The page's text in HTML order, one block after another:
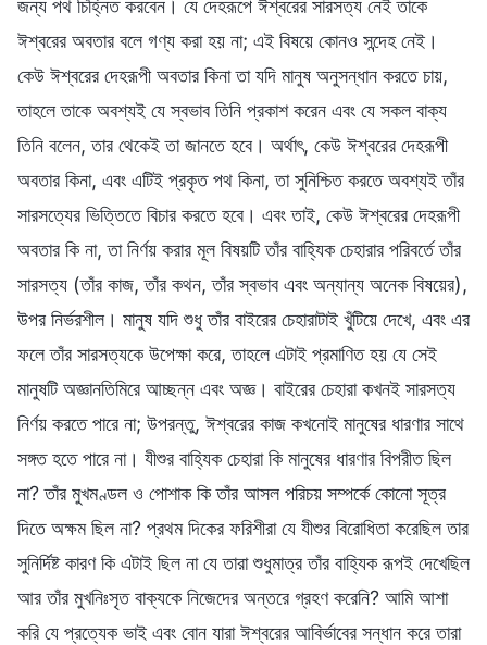
জন্য পথ চিহ্নিত করবেন। যে দেহরূপে ঈশ্বরের সারসত্য নেই তাকে
ঈশ্বরের অবতার বলে গণ্য করা হয় না; এই বিষয়ে কোনও সন্দেহ নেই।
কেউ ঈশ্বরের দেহরূপী অবতার কিনা তা যদি মানুষ অনুসন্ধান করতে চায়,
তাহলে তাকে অবশ্যই যে স্বভাব তিনি প্রকাশ করেন এবং যে সকল বাক্য
তিনি বলেন, তার থেকেই তা জানতে হবে। অর্থাৎ, কেউ ঈশ্বরের দেহরূপী
অবতার কিনা, এবং এটিই প্রকৃত পথ কিনা, তা সুনিশ্চিত করতে অবশ্যই তাঁর
সারসত্যের ভিত্তিতে বিচার করতে হবে। এবং তাই, কেউ ঈশ্বরের দেহরূপী
অবতার কি না, তা নির্ণয় করার মূল বিষয়টি তাঁর বাহ্যিক চেহারার পরিবর্তে তাঁর
সারসত্য (তাঁর কাজ, তাঁর কথন, তাঁর স্বভাব এবং অন্যান্য অনেক বিষয়ের),
উপর নির্ভরশীল। মানুষ যদি শুধু তাঁর বাইরের চেহারাটাই খুঁটিয়ে দেখে, এবং এর
ফলে তাঁর সারসত্যকে উপেক্ষা করে, তাহলে এটাই প্রমাণিত হয় যে সেই
মানুষটি অজ্ঞানতিমিরে আচ্ছন্ন এবং অজ্ঞ। বাইরের চেহারা কখনই সারসত্য
নির্ণয় করতে পারে না; উপরন্তু, ঈশ্বরের কাজ কখনোই মানুষের ধারণার সাথে
সঙ্গত হতে পারে না। যীশুর বাহ্যিক চেহারা কি মানুষের ধারণার বিপরীত ছিল
না? তাঁর মুখমণ্ডল ও পোশাক কি তাঁর আসল পরিচয় সম্পর্কে কোনো সূত্র
দিতে অক্ষম ছিল না? প্রথম দিকের ফরিশীরা যে যীশুর বিরোধিতা করেছিল তার
সুনির্দিষ্ট কারণ কি এটাই ছিল না যে তারা শুধুমাত্র তাঁর বাহ্যিক রূপই দেখেছিল
আর তাঁর মুখনিঃসৃত বাক্যকে নিজেদের অন্তরে গ্রহণ করেনি? আমি আশা
করি যে প্রত্যেক ভাই এবং বোন যারা ঈশ্বরের আবির্ভাবের সন্ধান করে তারা